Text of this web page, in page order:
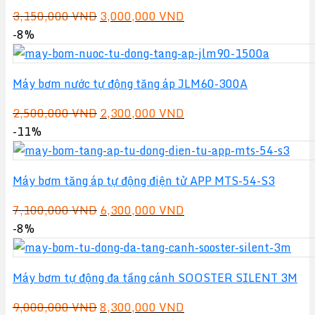
3,150,000VNDGiá
là:
3,000,000VND
tại
3,000,000 VND.
-8%
Máy bơm nước tự động tăng áp JLM60-300A
2,500,000VNDGiá
là:
2,300,000VND
tại
2,300,000 VND.
-11%
Máy bơm tăng áp tự động điện tử APP MTS-54-S3
7,100,000VNDGiá
là:
6,300,000VND
tại
6,300,000 VND.
-8%
Máy bơm tự động đa tầng cánh SOOSTER SILENT 3M
9,000,000VNDGiá
8,300,000VND